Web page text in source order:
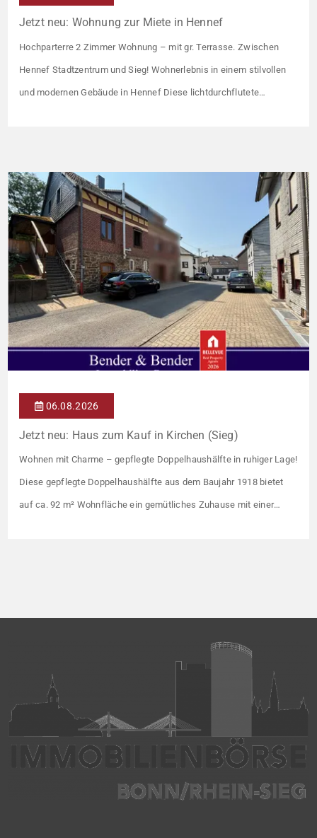
Jetzt neu: Wohnung zur Miete in Hennef
Hochparterre 2 Zimmer Wohnung – mit gr. Terrasse. Zwischen
Hennef Stadtzentrum und Sieg! Wohnerlebnis in einem stilvollen
und modernen Gebäude in Hennef Diese lichtdurchflutete
Fußbodenheizung Modern gefliestes Badezimmer mit großem
Handtuchheizkörper Beheizung über eine energieeffiziente Luft-
Wasser-Wärmepumpe Die […]
06.08.2026
Jetzt neu: Haus zum Kauf in Kirchen (Sieg)
Wohnen mit Charme – gepflegte Doppelhaushälfte in ruhiger Lage!
Diese gepflegte Doppelhaushälfte aus dem Baujahr 1918 bietet
auf ca. 92 m² Wohnfläche ein gemütliches Zuhause mit einer